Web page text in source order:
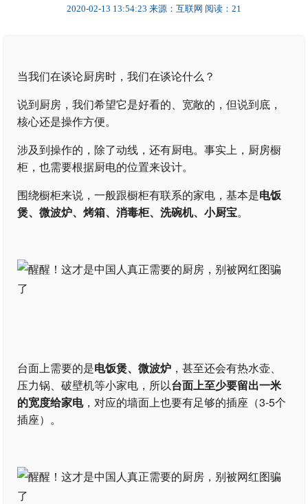
2020-02-13 13:54:23 来源：互联网 阅读：21
当我们在谈论厨房时，我们在谈论什么？
说到厨房，我们希望它是好看的、宽敞的，但说到底，
核心还是操作方便。
涉及到操作的，除了动线，还有厨电。事实上，厨房橱
柜，也需要根据厨电的位置来设计。
围绕橱柜来说，一般跟橱柜有联系的家电，基本是电饭
煲、微波炉、烤箱、消毒柜、洗碗机、小厨宝。
台面上需要的是电饭煲、微波炉 ，甚至还会有热水壶、
压力锅、破壁机等小家电，所以台面上至少要留出一米
的宽度给家电，对应的墙面上也要有足够的插座（3-5个
插座）。